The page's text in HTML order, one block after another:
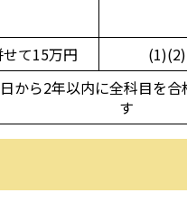
て15万円
から2年以内に全科目を合
す